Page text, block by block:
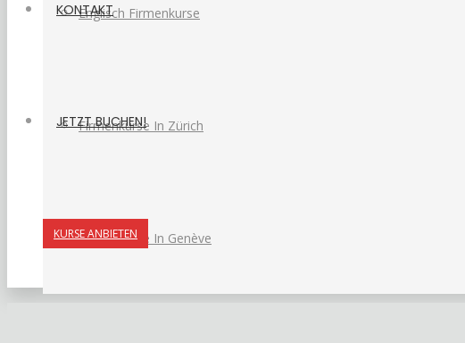
Englisch Firmenkurse
Firmenkurse In Zürich
Firmenkurse In Genève
KONTAKT
JETZT BUCHEN!
KURSE ANBIETEN